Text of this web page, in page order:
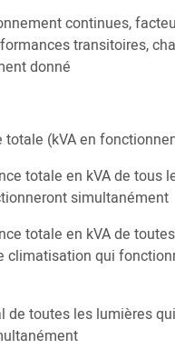
continues,
transitoires,
donné
totale (kVA en
totale en kVA de tous
simultanément
totale en kVA de
climatisation qui
de toutes les lumières qui